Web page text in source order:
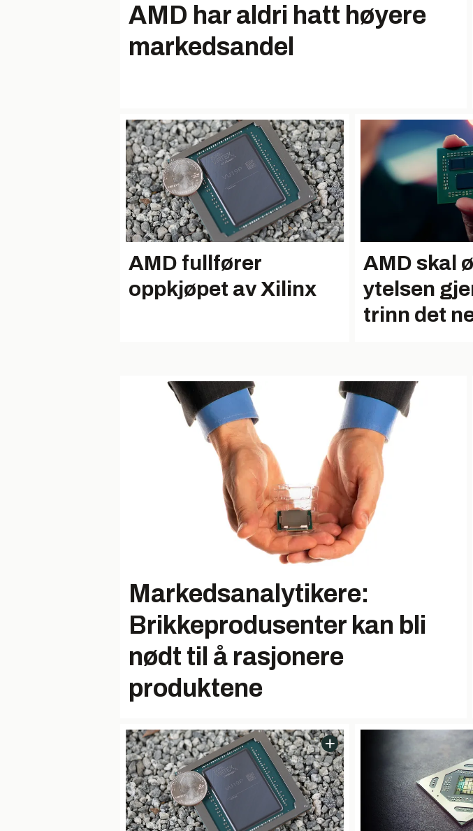
AMD har aldri hatt høyere
markedsandel
AMD fullfører
oppkjøpet av Xilinx
AMD skal
ytelsen
trinn det
Markedsanalytikere:
Brikkeprodusenter kan bli
nødt til å rasjonere
produktene